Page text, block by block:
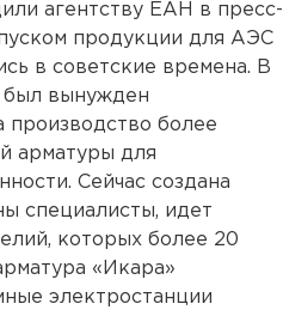
агентству ЕАН в пресс-
продукции для АЭС
в советские времена. В
был вынужден
производство более
арматуры для
Сейчас создана
специалисты, идет
которых более 20
«Икара»
электростанции